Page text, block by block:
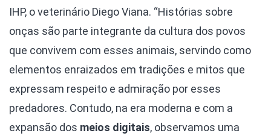
IHP, o veterinário Diego Viana. “Histórias sobre
onças são parte integrante da cultura dos povos
que convivem com esses animais, servindo como
elementos enraizados em tradições e mitos que
expressam respeito e admiração por esses
predadores. Contudo, na era moderna e com a
expansão dos meios digitais, observamos uma